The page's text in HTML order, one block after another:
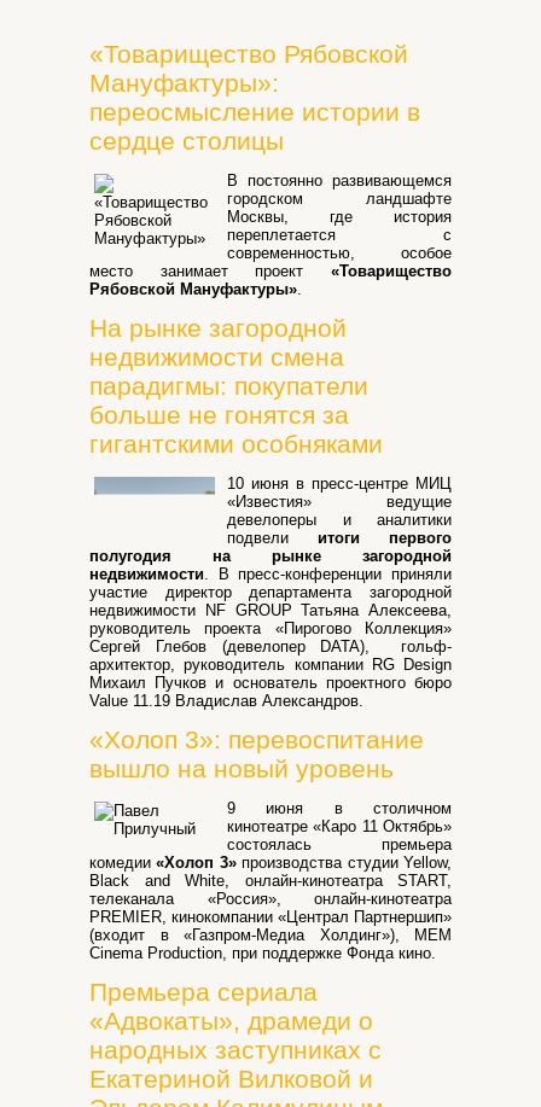
«Товарищество Рябовской
Мануфактуры»:
переосмысление истории в
сердце столицы
В постоянно развивающемся
городском ландшафте
Москвы, где история
переплетается с
современностью, особое
место занимает проект «Товарищество
Рябовской Мануфактуры».
На рынке загородной
недвижимости смена
парадигмы: покупатели
больше не гонятся за
гигантскими особняками
10 июня в пресс-центре МИЦ
«Известия» ведущие
девелоперы и аналитики
подвели итоги первого
полугодия на рынке загородной
недвижимости. В пресс-конференции приняли
участие директор департамента загородной
недвижимости NF GROUP Татьяна Алексеева,
руководитель проекта «Пирогово Коллекция»
Сергей Глебов (девелопер DATA), гольф-
архитектор, руководитель компании RG Design
Михаил Пучков и основатель проектного бюро
Value 11.19 Владислав Александров.
«Холоп 3»: перевоспитание
вышло на новый уровень
9 июня в столичном
кинотеатре «Каро 11 Октябрь»
состоялась премьера
комедии«Холоп 3»производства студии Yellow,
Black and White, онлайн-кинотеатра START,
телеканала «Россия», онлайн-кинотеатра
PREMIER, кинокомпании «Централ Партнершип»
(входит в «Газпром-Медиа Холдинг»), MEM
Cinema Production, при поддержке Фонда кино.
Премьера сериала
«Адвокаты», драмеди о
народных заступниках с
Екатериной Вилковой и